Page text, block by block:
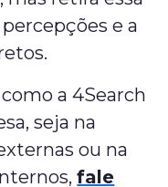
e a
a 4Search
seja na
ou na
fale